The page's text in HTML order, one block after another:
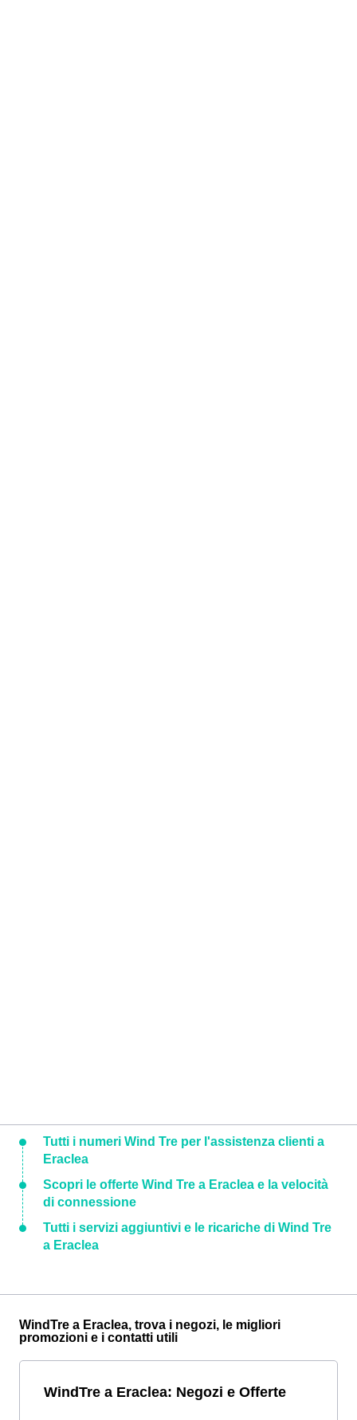
Tutti i numeri Wind Tre per l'assistenza clienti a
Eraclea
Scopri le offerte Wind Tre a Eraclea e la velocità
di connessione
Tutti i servizi aggiuntivi e le ricariche di Wind Tre
a Eraclea
WindTre a Eraclea, trova i negozi, le migliori
promozioni e i contatti utili
WindTre a Eraclea: Negozi e Offerte